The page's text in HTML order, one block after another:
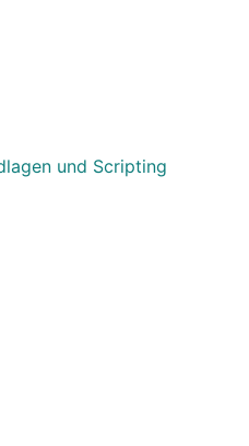
und Scripting